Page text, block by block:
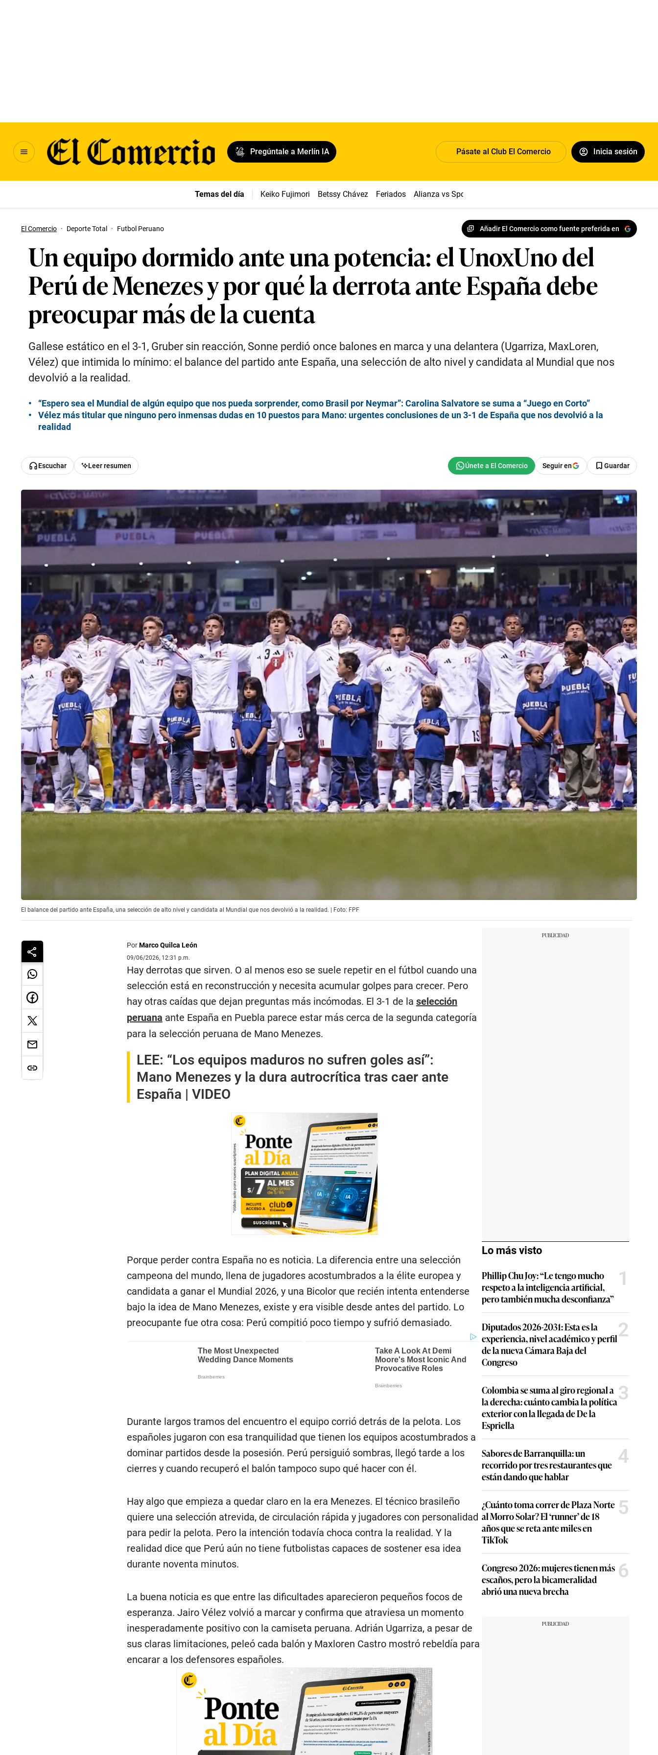
Pregúntale a Merlín IA Pásate al Club El Comercio Inicia sesión
Temas del día Keiko Fujimori Betssy Chávez Feriados Alianza vs Sport Boys
El Comercio · Deporte Total · Futbol Peruano Añadir El Comercio como fuente preferida en
Un equipo dormido ante una potencia: el UnoxUno del
Perú de Menezes y por qué la derrota ante España debe
preocupar más de la cuenta
Gallese estático en el 3-1, Gruber sin reacción, Sonne perdió once balones en marca y una delantera (Ugarriza, MaxLoren,
Vélez) que intimida lo mínimo: el balance del partido ante España, una selección de alto nivel y candidata al Mundial que nos
devolvió a la realidad.
“Espero sea el Mundial de algún equipo que nos pueda sorprender, como Brasil por Neymar”: Carolina Salvatore se suma a “Juego en Corto”
Vélez más titular que ninguno pero inmensas dudas en 10 puestos para Mano: urgentes conclusiones de un 3-1 de España que nos devolvió a la
realidad
Escuchar Leer resumen Seguir en Guardar
El balance del partido ante España, una selección de alto nivel y candidata al Mundial que nos devolvió a la realidad. | Foto: FPF
PorMarco Quilca León
09/06/2026, 12:31 p.m.
Hay derrotas que sirven. O al menos eso se suele repetir en el fútbol cuando una
selección está en reconstrucción y necesita acumular golpes para crecer. Pero
hay otras caídas que dejan preguntas más incómodas. El 3-1 de la selección
peruana ante España en Puebla parece estar más cerca de la segunda categoría
para la selección peruana de Mano Menezes.
LEE: “Los equipos maduros no sufren goles así”:
Mano Menezes y la dura autrocrítica tras caer ante
España | VIDEO
Porque perder contra España no es noticia. La diferencia entre una selección
campeona del mundo, llena de jugadores acostumbrados a la élite europea y
candidata a ganar el Mundial 2026, y una Bicolor que recién intenta entenderse
bajo la idea de Mano Menezes, existe y era visible desde antes del partido. Lo
preocupante fue otra cosa: Perú compitió poco tiempo y sufrió demasiado.
Durante largos tramos del encuentro el equipo corrió detrás de la pelota. Los
españoles jugaron con esa tranquilidad que tienen los equipos acostumbrados a
dominar partidos desde la posesión. Perú persiguió sombras, llegó tarde a los
cierres y cuando recuperó el balón tampoco supo qué hacer con él.
Hay algo que empieza a quedar claro en la era Menezes. El técnico brasileño
quiere una selección atrevida, de circulación rápida y jugadores con personalidad
para pedir la pelota. Pero la intención todavía choca contra la realidad. Y la
realidad dice que Perú aún no tiene futbolistas capaces de sostener esa idea
durante noventa minutos.
La buena noticia es que entre las dificultades aparecieron pequeños focos de
esperanza. Jairo Vélez volvió a marcar y confirma que atraviesa un momento
inesperadamente positivo con la camiseta peruana. Adrián Ugarriza, a pesar de
sus claras limitaciones, peleó cada balón y Maxloren Castro mostró rebeldía para
encarar a los defensores españoles.
Lo más visto
Phillip Chu Joy: “Le tengo mucho
respeto a la inteligencia artificial,
pero también mucha desconfianza”
1
Diputados 2026-2031: Esta es la
experiencia, nivel académico y perfil
de la nueva Cámara Baja del
Congreso
2
Colombia se suma al giro regional a
la derecha: cuánto cambia la política
exterior con la llegada de De la
Espriella
3
Sabores de Barranquilla: un
recorrido por tres restaurantes que
están dando que hablar
4
¿Cuánto toma correr de Plaza Norte
al Morro Solar? El ‘runner’ de 18
años que se reta ante miles en
TikTok
5
Congreso 2026: mujeres tienen más
escaños, pero la bicameralidad
abrió una nueva brecha
6